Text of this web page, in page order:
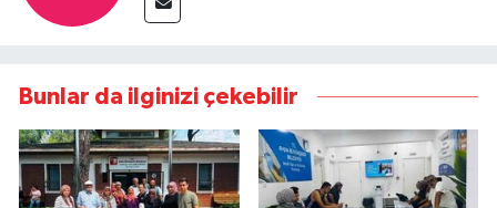
Bunlar da ilginizi çekebilir